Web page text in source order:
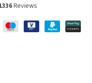
Reviews